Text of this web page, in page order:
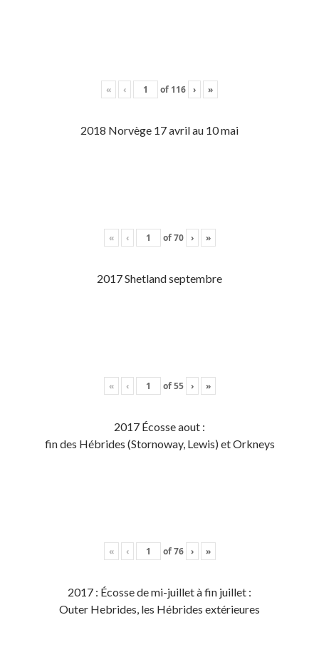
« ‹ of 116 › »
2018 Norvège 17 avril au 10 mai
« ‹ of70 › »
2017 Shetland septembre
« ‹ of55 › »
2017 Écosse aout :
fin des Hébrides (Stornoway, Lewis) et Orkneys
« ‹ of76 › »
2017 : Écosse de mi-juillet à fin juillet :
Outer Hebrides, les Hébrides extérieures